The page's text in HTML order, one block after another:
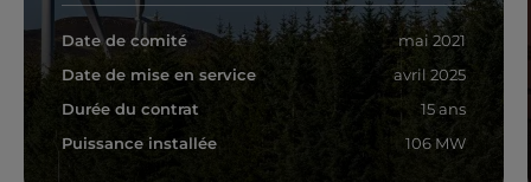
Date de comité
mai 2021
Date de mise en service
avril 2025
Durée du contrat
15 ans
Puissance installée
106 MW